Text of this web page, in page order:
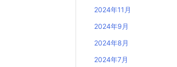
2024年11月
2024年9月
2024年8月
2024年7月